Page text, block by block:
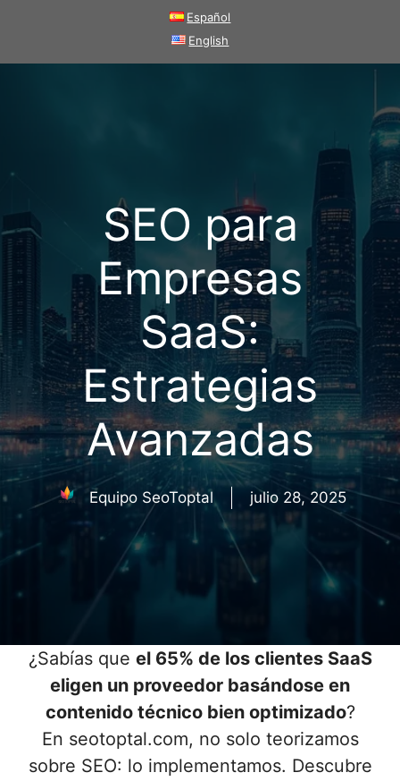
Español
English
SEO para
Empresas
SaaS:
Estrategias
Avanzadas
Equipo SeoToptal julio 28, 2025
¿Sabías que el 65% de los clientes SaaS
eligen un proveedor basándose en
contenido técnico bien optimizado?
En seotoptal.com, no solo teorizamos
sobre SEO: lo implementamos. Descubre